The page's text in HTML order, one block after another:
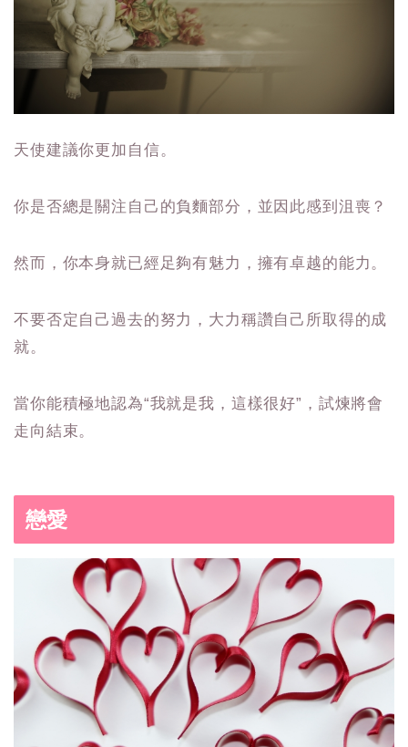
天使建議你更加自信。
你是否總是關注自己的負麵部分，並因此感到沮喪？
然而，你本身就已經足夠有魅力，擁有卓越的能力。
不要否定自己過去的努力，大力稱讚自己所取得的成
就。
當你能積極地認為“我就是我，這樣很好”，試煉將會
走向結束。
戀愛